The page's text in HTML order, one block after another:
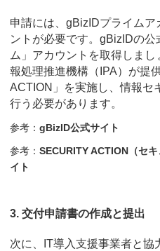
申請には、gBizIDプライム
ントが必要です。gBizIDの
ム」アカウントを取得しま
報処理推進機構（IPA）が提
ACTION」を実施し、情報セ
行う必要があります。
参考： gBizID公式サイト
参考： SECURITY ACTION（セ
イト
3. 交付申請書の作成と提出
次に、IT導入支援事業者と協